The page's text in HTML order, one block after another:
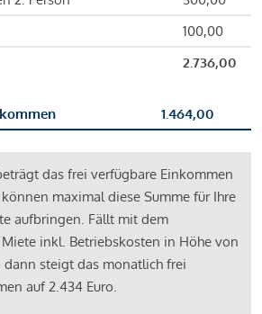
100,00
2.736,00
1.464,00
das frei verfügbare Einkommen
können maximal diese Summe für Ihre
aufbringen. Fällt mit dem
inkl. Betriebskosten in Höhe von
dann steigt das monatlich frei
auf 2.434 Euro.